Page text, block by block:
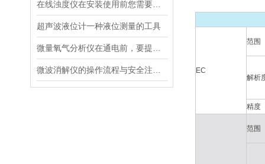
超声波液位计一种液位测量的工具
EC
范围
解析
精度
范围